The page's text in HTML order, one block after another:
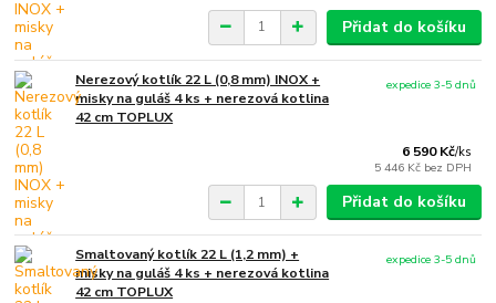
Přidat do košíku
Nerezový kotlík 22 L (0,8 mm) INOX +
misky na guláš 4 ks + nerezová kotlina
42 cm TOPLUX
6 590 Kč/ks
5 446 Kč bez DPH
expedice 3-5 dnů
Přidat do košíku
Smaltovaný kotlík 22 L (1,2 mm) +
misky na guláš 4 ks + nerezová kotlina
42 cm TOPLUX
expedice 3-5 dnů